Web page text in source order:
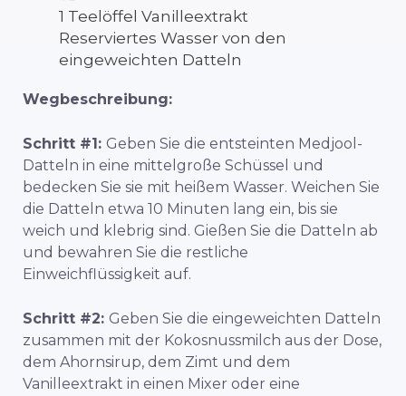
1 Teelöffel Vanilleextrakt
Reserviertes Wasser von den
eingeweichten Datteln
Wegbeschreibung:
Schritt #1: Geben Sie die entsteinten Medjool-
Datteln in eine mittelgroße Schüssel und
bedecken Sie sie mit heißem Wasser. Weichen Sie
die Datteln etwa 10 Minuten lang ein, bis sie
weich und klebrig sind. Gießen Sie die Datteln ab
und bewahren Sie die restliche
Einweichflüssigkeit auf.
Schritt #2: Geben Sie die eingeweichten Datteln
zusammen mit der Kokosnussmilch aus der Dose,
dem Ahornsirup, dem Zimt und dem
Vanilleextrakt in einen Mixer oder eine